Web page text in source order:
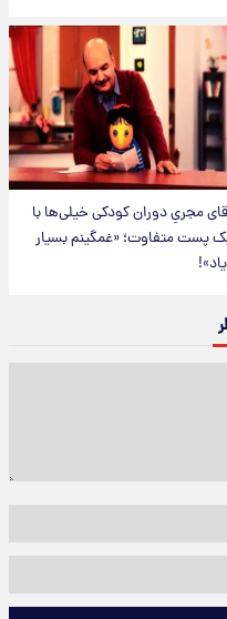
مجریِ دوران کودکی خیلی‌ها با
پست متفاوت؛ «غمگینم بسیار